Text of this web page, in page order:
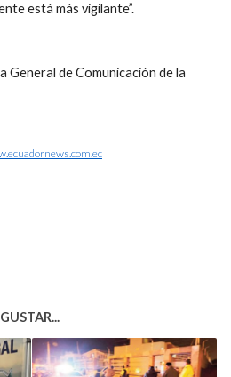
está más vigilante”.
de Comunicación de la